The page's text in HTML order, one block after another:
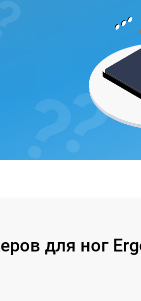
для ног